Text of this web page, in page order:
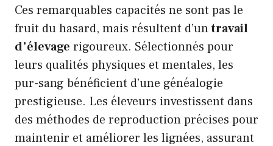
Ces remarquables capacités ne sont pas le
fruit du hasard, mais résultent d’untravail
d’élevage rigoureux. Sélectionnés pour
leurs qualités physiques et mentales, les
pur-sang bénéficient d’une généalogie
prestigieuse. Les éleveurs investissent dans
des méthodes de reproduction précises pour
maintenir et améliorer les lignées, assurant